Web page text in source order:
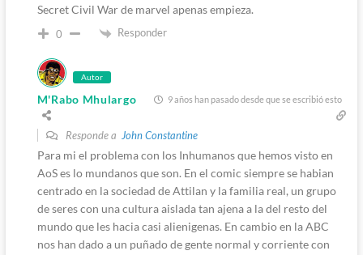
Secret Civil War de marvel apenas empieza.
0 Responder
Autor
M'Rabo Mhulargo 9 años han pasado desde que se escribió esto
Responde a John Constantine
Para mi el problema con los Inhumanos que hemos visto en
AoS es lo mundanos que son. En el comic siempre se habian
centrado en la sociedad de Attilan y la familia real, un grupo
de seres con una cultura aislada tan ajena a la del resto del
mundo que les hacia casi alienigenas. En cambio en la ABC
nos han dado a un puñado de gente normal y corriente con